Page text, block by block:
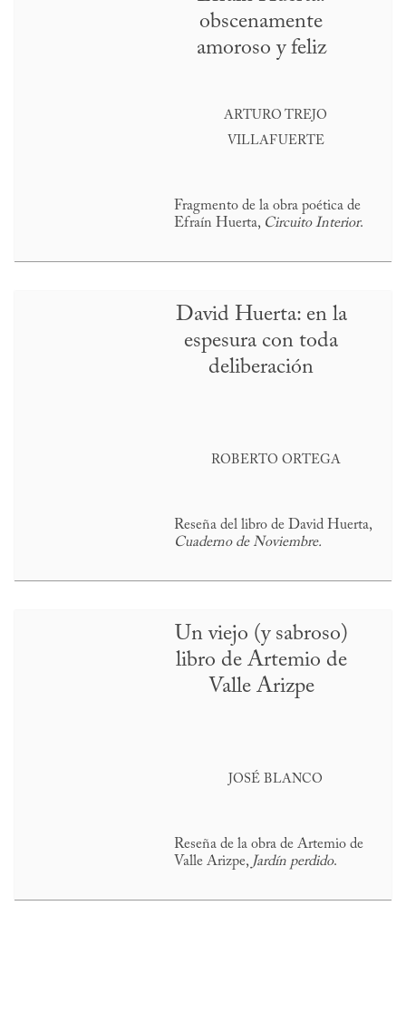
obscenamente
amoroso y feliz
ARTURO TREJO
VILLAFUERTE
Fragmento de la obra poética de
Efraín Huerta, Circuito Interior.
David Huerta: en la
espesura con toda
deliberación
ROBERTO ORTEGA
Reseña del libro de David Huerta,
Cuaderno de Noviembre.
Un viejo (y sabroso)
libro de Artemio de
Valle Arizpe
JOSÉ BLANCO
Reseña de la obra de Artemio de
Valle Arizpe, Jardín perdido.